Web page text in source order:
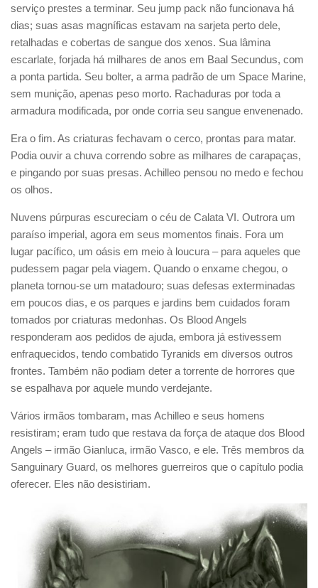
serviço prestes a terminar. Seu jump pack não funcionava há
dias; suas asas magníficas estavam na sarjeta perto dele,
retalhadas e cobertas de sangue dos xenos. Sua lâmina
escarlate, forjada há milhares de anos em Baal Secundus, com
a ponta partida. Seu bolter, a arma padrão de um Space Marine,
sem munição, apenas peso morto. Rachaduras por toda a
armadura modificada, por onde corria seu sangue envenenado.
Era o fim. As criaturas fechavam o cerco, prontas para matar.
Podia ouvir a chuva correndo sobre as milhares de carapaças,
e pingando por suas presas. Achilleo pensou no medo e fechou
os olhos.
Nuvens púrpuras escureciam o céu de Calata VI. Outrora um
paraíso imperial, agora em seus momentos finais. Fora um
lugar pacífico, um oásis em meio à loucura – para aqueles que
pudessem pagar pela viagem. Quando o enxame chegou, o
planeta tornou-se um matadouro; suas defesas exterminadas
em poucos dias, e os parques e jardins bem cuidados foram
tomados por criaturas medonhas. Os Blood Angels
responderam aos pedidos de ajuda, embora já estivessem
enfraquecidos, tendo combatido Tyranids em diversos outros
frontes. Também não podiam deter a torrente de horrores que
se espalhava por aquele mundo verdejante.
Vários irmãos tombaram, mas Achilleo e seus homens
resistiram; eram tudo que restava da força de ataque dos Blood
Angels – irmão Gianluca, irmão Vasco, e ele. Três membros da
Sanguinary Guard, os melhores guerreiros que o capítulo podia
oferecer. Eles não desistiriam.